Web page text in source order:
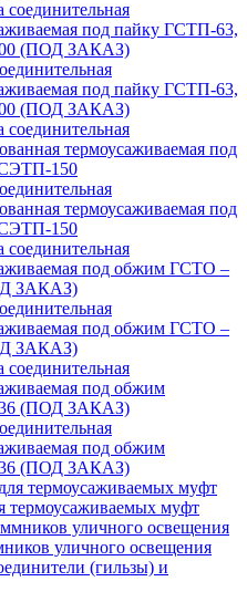
под пайку ГСТП-63,
(ПОД ЗАКАЗ)
термоусаживаемая под
150
под обжим ГСТО –
ЗАКАЗ)
под обжим
(ПОД ЗАКАЗ)
термоусаживаемых муфт
уличного освещения